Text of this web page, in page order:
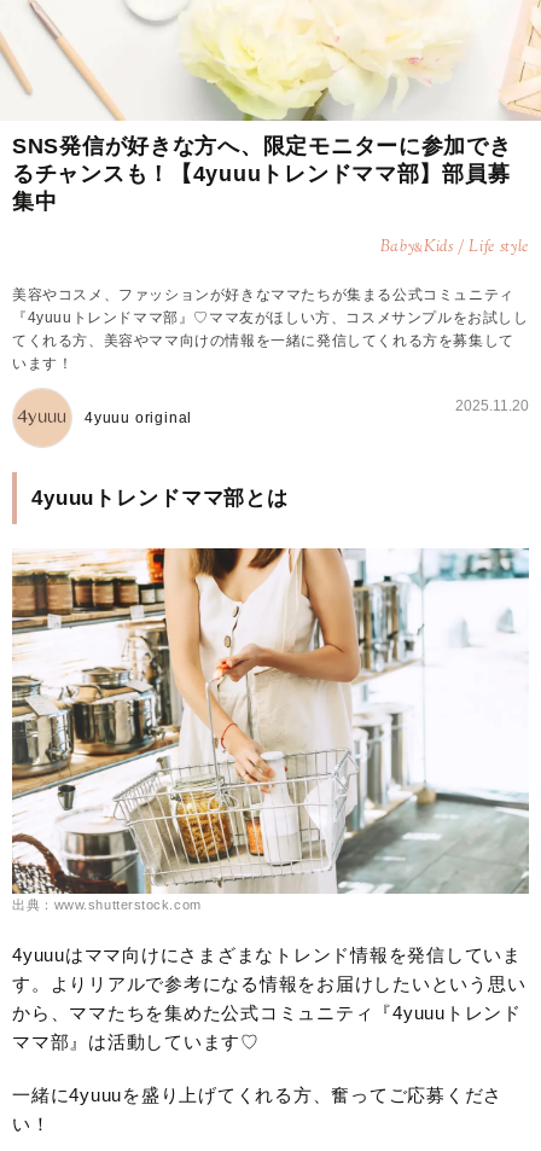
SNS発信が好きな方へ、限定モニターに参加でき
るチャンスも！【4yuuuトレンドママ部】部員募
集中
Baby&Kids / Life style
美容やコスメ、ファッションが好きなママたちが集まる公式コミュニティ
『4yuuuトレンドママ部』♡ママ友がほしい方、コスメサンプルをお試しし
てくれる方、美容やママ向けの情報を一緒に発信してくれる方を募集して
います！
4yuuu original
2025.11.20
4yuuuトレンドママ部とは
出典：www.shutterstock.com
4yuuuはママ向けにさまざまなトレンド情報を発信していま
す。よりリアルで参考になる情報をお届けしたいという思い
から、ママたちを集めた公式コミュニティ『4yuuuトレンド
ママ部』は活動しています♡
一緒に4yuuuを盛り上げてくれる方、奮ってご応募くださ
い！